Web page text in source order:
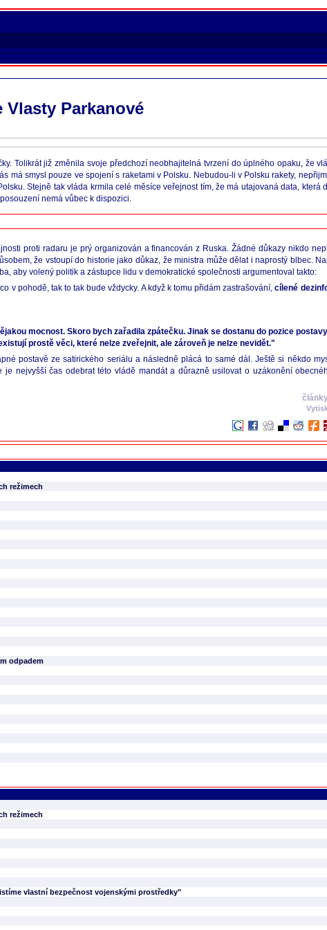
Parkanové
Tolikrát již změnila svoje předchozí neobhajitelná tvrzení do úplného opaku, že
smysl pouze ve spojení s raketami v Polsku. Nebudou-li v Polsku rakety,
Stejně tak vláda krmila celé měsíce veřejnost tím, že má utajovaná data, která
nemá vůbec k dispozici.
proti radaru je prý organizován a financován z Ruska. Žádné důkazy nikdo
že vstoupí do historie jako důkaz, že ministra může dělat i naprostý blbec.
aby volený politik a zástupce lidu v demokratické společnosti argumentoval takto:
v pohodě, tak to tak bude vždycky. A když k tomu přidám zastrašování,cílené
mocnost. Skoro bych zařadila zpátečku. Jinak se dostanu do pozice
prostě věci, které nelze zveřejnit, ale zároveň je nelze nevidět."
postavě ze satirického seriálu a následně plácá to samé dál. Ještě si někdo
nejvyšší čas odebrat této vládě mandát a důrazně usilovat o uzákonění
režimech
odpadem
režimech
vlastní bezpečnost vojenskými prostředky"